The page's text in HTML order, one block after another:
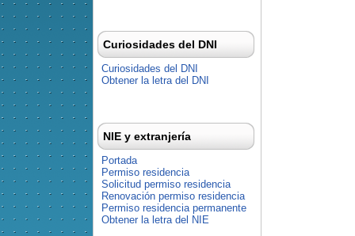
Curiosidades del DNI
Curiosidades del DNI
Obtener la letra del DNI
NIE y extranjería
Portada
Permiso residencia
Solicitud permiso residencia
Renovación permiso residencia
Permiso residencia permanente
Obtener la letra del NIE